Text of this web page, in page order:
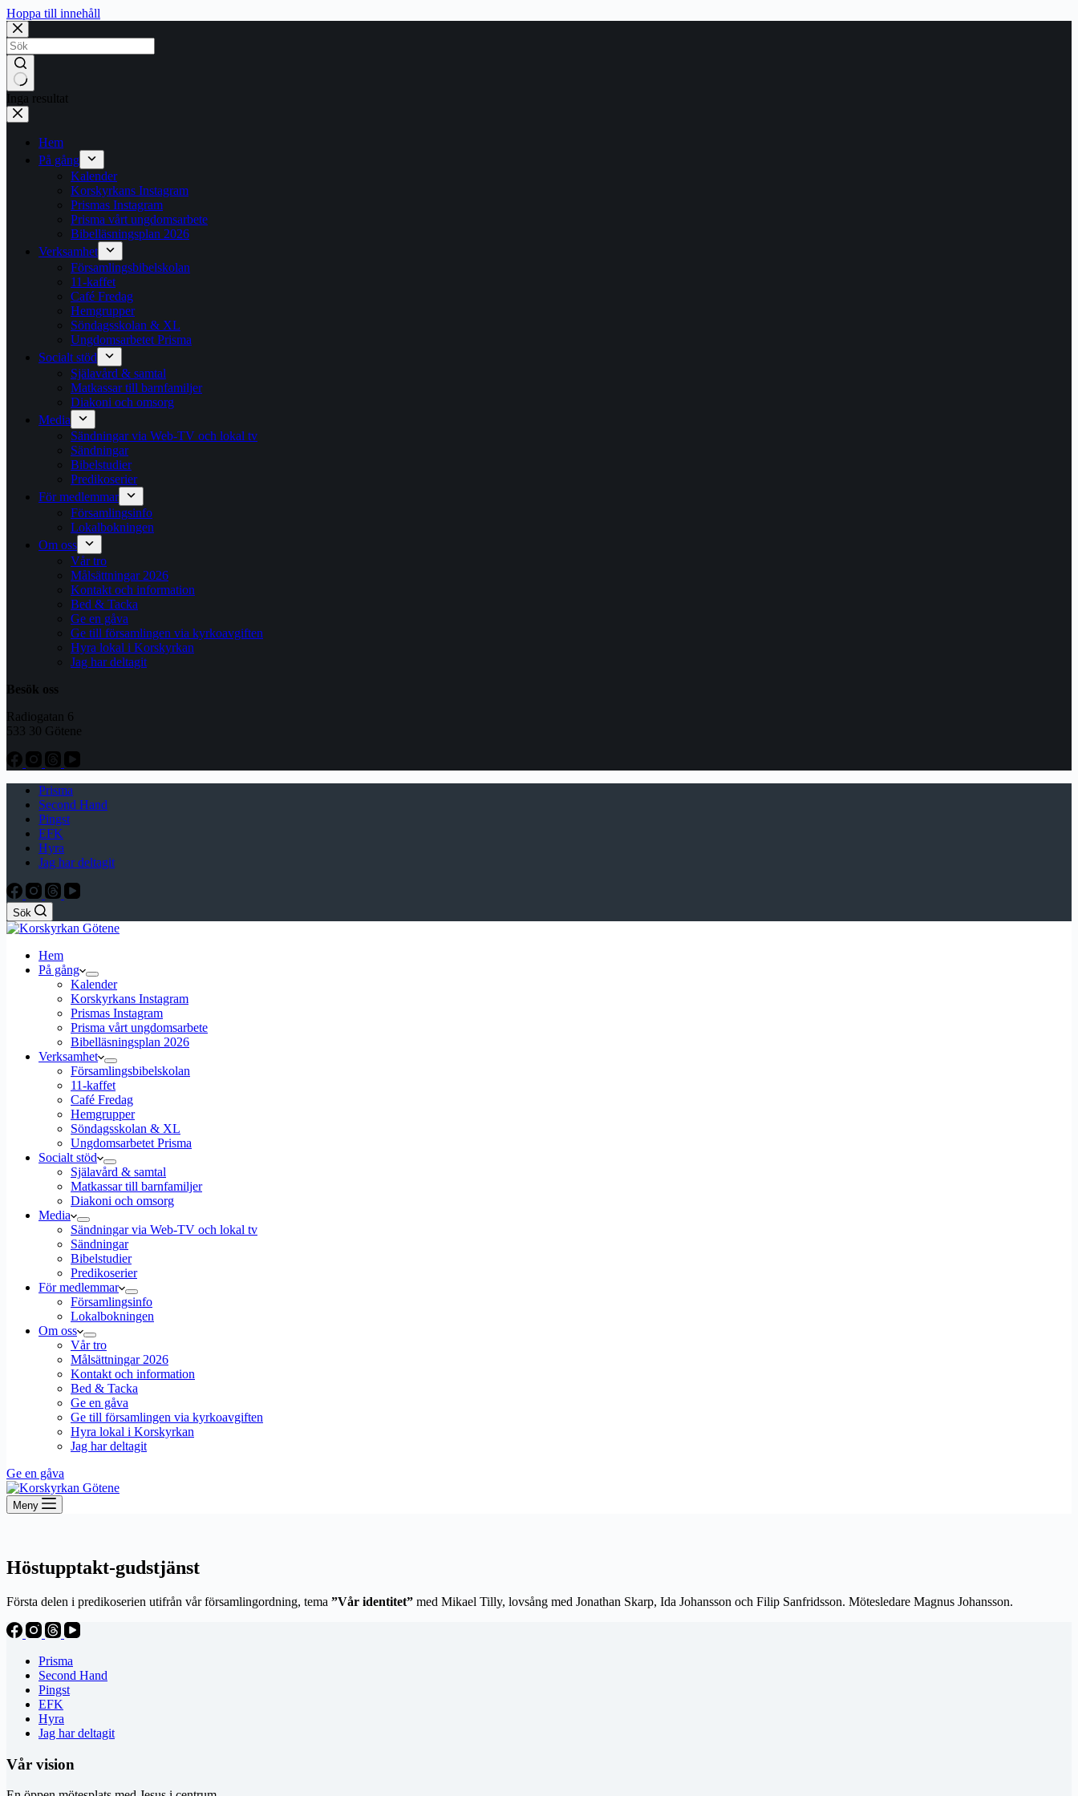
Hoppa till innehåll
Inga resultat
Hem
På gång
Kalender
Korskyrkans Instagram
Prismas Instagram
Prisma vårt ungdomsarbete
Bibelläsningsplan 2026
Verksamhet
Församlingsbibelskolan
11-kaffet
Café Fredag
Hemgrupper
Söndagsskolan & XL
Ungdomsarbetet Prisma
Socialt stöd
Själavård & samtal
Matkassar till barnfamiljer
Diakoni och omsorg
Media
Sändningar via Web-TV och lokal tv
Sändningar
Bibelstudier
Predikoserier
För medlemmar
Församlingsinfo
Lokalbokningen
Om oss
Vår tro
Målsättningar 2026
Kontakt och information
Bed & Tacka
Ge en gåva
Ge till församlingen via kyrkoavgiften
Hyra lokal i Korskyrkan
Jag har deltagit
Besök oss
Radiogatan 6
533 30 Götene
Prisma
Second Hand
Pingst
EFK
Hyra
Jag har deltagit
Sök
Hem
På gång
Kalender
Korskyrkans Instagram
Prismas Instagram
Prisma vårt ungdomsarbete
Bibelläsningsplan 2026
Verksamhet
Församlingsbibelskolan
11-kaffet
Café Fredag
Hemgrupper
Söndagsskolan & XL
Ungdomsarbetet Prisma
Socialt stöd
Själavård & samtal
Matkassar till barnfamiljer
Diakoni och omsorg
Media
Sändningar via Web-TV och lokal tv
Sändningar
Bibelstudier
Predikoserier
För medlemmar
Församlingsinfo
Lokalbokningen
Om oss
Vår tro
Målsättningar 2026
Kontakt och information
Bed & Tacka
Ge en gåva
Ge till församlingen via kyrkoavgiften
Hyra lokal i Korskyrkan
Jag har deltagit
Ge en gåva
Meny
Höstupptakt-gudstjänst
Första delen i predikoserien utifrån vår församlingordning, tema ”Vår identitet” med Mikael Tilly, lovsång med Jonathan Skarp, Ida Johansson och Filip Sanfridsson. Mötesledare Magnus Johansson.
Prisma
Second Hand
Pingst
EFK
Hyra
Jag har deltagit
Vår vision